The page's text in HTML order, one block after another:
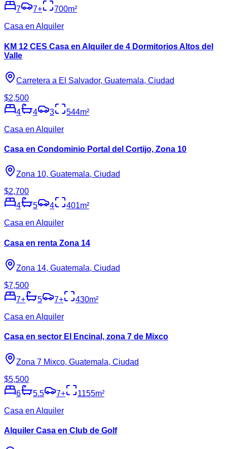
7
7+ 700m²
Casa en Alquiler
KM 12 CES Casa en Alquiler de 4 Dormitorios Altos del
Valle
Carretera a El Salvador, Guatemala, Ciudad
$2,500
4
4 3 544m²
Casa en Alquiler
Casa en Condominio Portal del Cortijo, Zona 10
Zona 10, Guatemala, Ciudad
$2,700
4
5 4 401m²
Casa en Alquiler
Casa en renta Zona 14
Zona 14, Guatemala, Ciudad
$7,500
7+ 5 7+ 430m²
Casa en Alquiler
Casa en sector El Encinal, zona 7 de Mixco
Zona 7 Mixco, Guatemala, Ciudad
$5,500
6
5.5 7+ 1155m²
Casa en Alquiler
Alquiler Casa en Club de Golf